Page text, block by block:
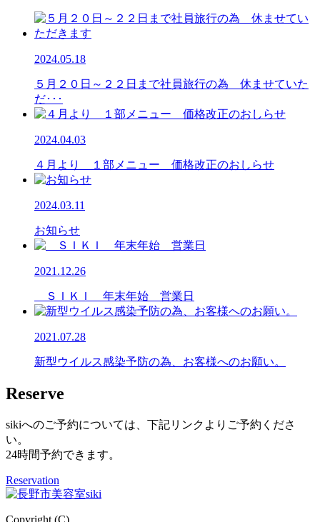
2024.05.18
５月２０日～２２日まで社員旅行の為 休ませていた
だ･･･
2024.04.03
４月より １部メニュー 価格改正のおしらせ
2024.03.11
お知らせ
2021.12.26
ＳＩＫＩ 年末年始 営業日
2021.07.28
新型ウイルス感染予防の為、お客様へのお願い。
Reserve
sikiへのご予約については、下記リンクよりご予約くださ
い。
24時間予約できます。
Reservation
Copyright (C)